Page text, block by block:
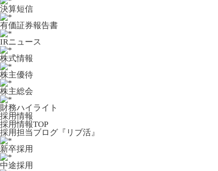
決算短信
有価証券報告書
IRニュース
株式情報
株主優待
株主総会
財務ハイライト
採用情報
採用情報TOP
採用担当ブログ『リブ活』
新卒採用
中途採用